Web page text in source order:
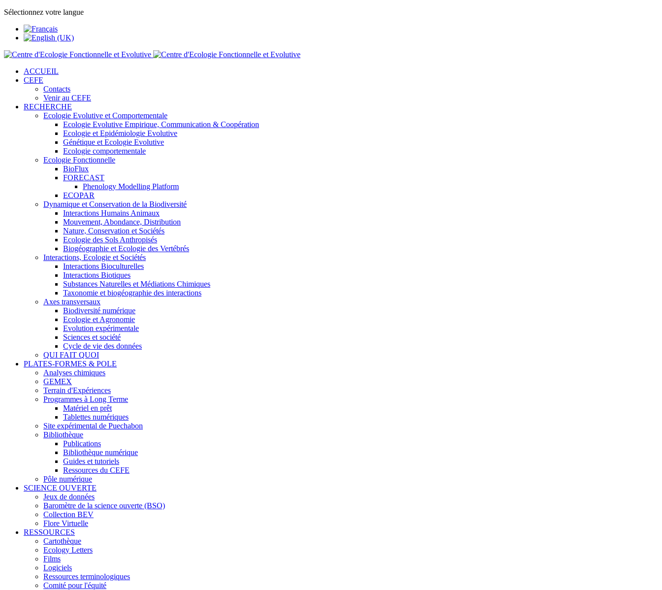
Sélectionnez votre langue
ACCUEIL
CEFE
Contacts
Venir au CEFE
RECHERCHE
Ecologie Evolutive et Comportementale
Ecologie Evolutive Empirique, Communication & Coopération
Ecologie et Epidémiologie Evolutive
Génétique et Ecologie Evolutive
Ecologie comportementale
Ecologie Fonctionnelle
BioFlux
FORECAST
Phenology Modelling Platform
ECOPAR
Dynamique et Conservation de la Biodiversité
Interactions Humains Animaux
Mouvement, Abondance, Distribution
Nature, Conservation et Sociétés
Ecologie des Sols Anthropisés
Biogéographie et Ecologie des Vertébrés
Interactions, Ecologie et Sociétés
Interactions Bioculturelles
Interactions Biotiques
Substances Naturelles et Médiations Chimiques
Taxonomie et biogéographie des interactions
Axes transversaux
Biodiversité numérique
Ecologie et Agronomie
Evolution expérimentale
Sciences et société
Cycle de vie des données
QUI FAIT QUOI
PLATES-FORMES & POLE
Analyses chimiques
GEMEX
Terrain d'Expériences
Programmes à Long Terme
Matériel en prêt
Tablettes numériques
Site expérimental de Puechabon
Bibliothèque
Publications
Bibliothèque numérique
Guides et tutoriels
Ressources du CEFE
Pôle numérique
SCIENCE OUVERTE
Jeux de données
Baromètre de la science ouverte (BSO)
Collection BEV
Flore Virtuelle
RESSOURCES
Cartothèque
Ecology Letters
Films
Logiciels
Ressources terminologiques
Comité pour l'équité